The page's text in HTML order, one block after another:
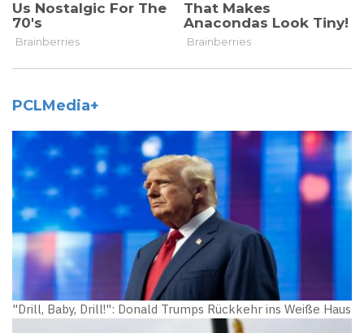
PCLMedia+
"Drill, Baby, Drill!": Donald Trumps Rückkehr ins Weiße Haus